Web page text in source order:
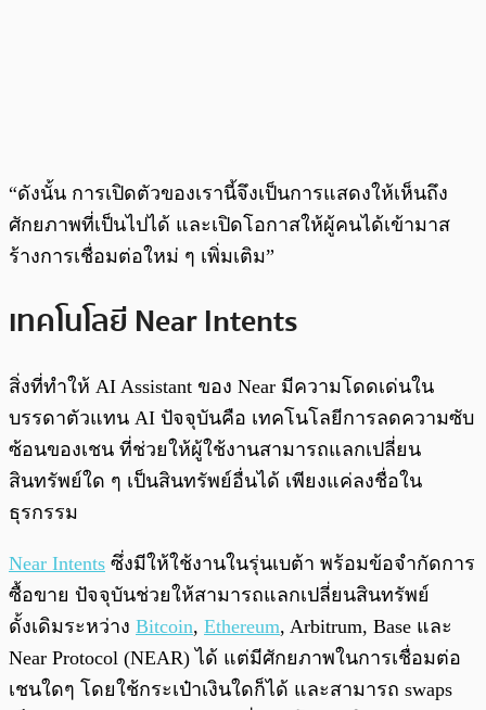
“ดังนั้น การเปิดตัวของเรานี้จึงเป็นการแสดงให้เห็นถึง
ศักยภาพที่เป็นไปได้ และเปิดโอกาสให้ผู้คนได้เข้ามาส
ร้างการเชื่อมต่อใหม่ ๆ เพิ่มเติม”
เทคโนโลยี Near Intents
สิ่งที่ทำให้ AI Assistant ของ Near มีความโดดเด่นใน
บรรดาตัวแทน AI ปัจจุบันคือ เทคโนโลยีการลดความซับ
ซ้อนของเชน ที่ช่วยให้ผู้ใช้งานสามารถแลกเปลี่ยน
สินทรัพย์ใด ๆ เป็นสินทรัพย์อื่นได้ เพียงแค่ลงชื่อใน
ธุรกรรม
Near Intents ซึ่งมีให้ใช้งานในรุ่นเบต้า พร้อมข้อจำกัดการ
ซื้อขาย ปัจจุบันช่วยให้สามารถแลกเปลี่ยนสินทรัพย์
ดั้งเดิมระหว่าง Bitcoin, Ethereum, Arbitrum, Base และ
Near Protocol (NEAR) ได้ แต่มีศักยภาพในการเชื่อมต่อ
เชนใดๆ โดยใช้กระเป๋าเงินใดก็ได้ และสามารถ swaps